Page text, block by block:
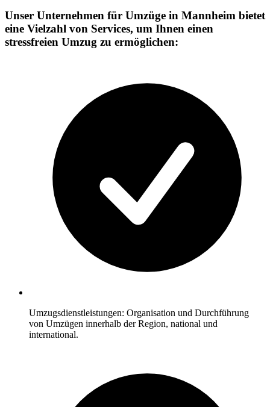
Unser Unternehmen für Umzüge in Mannheim bietet
eine Vielzahl von Services, um Ihnen einen
stressfreien Umzug zu ermöglichen:
Umzugsdienstleistungen: Organisation und Durchführung
von Umzügen innerhalb der Region, national und
international.